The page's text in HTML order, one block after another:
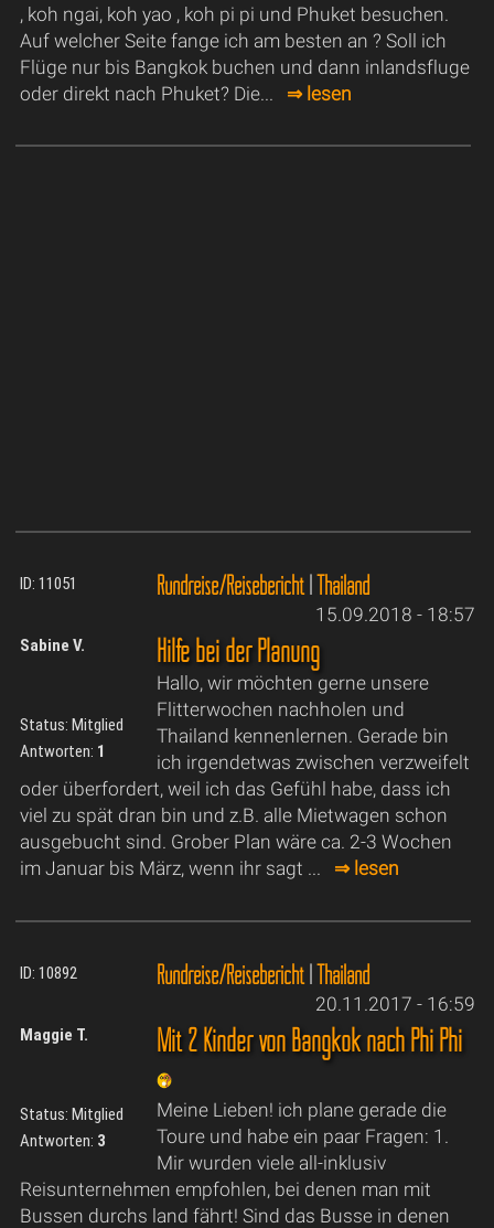
, koh ngai, koh yao , koh pi pi und Phuket besuchen.
Auf welcher Seite fange ich am besten an ? Soll ich
Flüge nur bis Bangkok buchen und dann inlandsfluge
oder direkt nach Phuket? Die... ⇒ lesen
ID: 11051 Rundreise/Reisebericht|Thailand
15.09.2018 - 18:57
Sabine V.
Status: Mitglied
Antworten: 1
Hilfe bei der Planung
Hallo, wir möchten gerne unsere
Flitterwochen nachholen und
Thailand kennenlernen. Gerade bin
ich irgendetwas zwischen verzweifelt
oder überfordert, weil ich das Gefühl habe, dass ich
viel zu spät dran bin und z.B. alle Mietwagen schon
ausgebucht sind. Grober Plan wäre ca. 2-3 Wochen
im Januar bis März, wenn ihr sagt ... ⇒ lesen
ID: 10892 Rundreise/Reisebericht|Thailand
20.11.2017 - 16:59
Maggie T.
Status: Mitglied
Antworten: 3
Mit 2 Kinder von Bangkok nach Phi Phi
Meine Lieben! ich plane gerade die
Toure und habe ein paar Fragen: 1.
Mir wurden viele all-inklusiv
Reisunternehmen empfohlen, bei denen man mit
Bussen durchs land fährt! Sind das Busse in denen